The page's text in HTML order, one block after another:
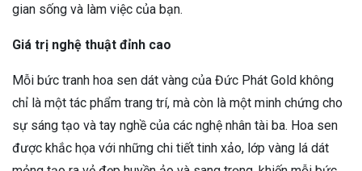
gian sống và làm việc của bạn.
Giá trị nghệ thuật đỉnh cao
Mỗi bức tranh hoa sen dát vàng của Đức Phát Gold không
chỉ là một tác phẩm trang trí, mà còn là một minh chứng cho
sự sáng tạo và tay nghề của các nghệ nhân tài ba. Hoa sen
được khắc họa với những chi tiết tinh xảo, lớp vàng lá dát